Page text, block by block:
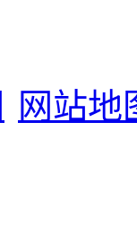
网站地